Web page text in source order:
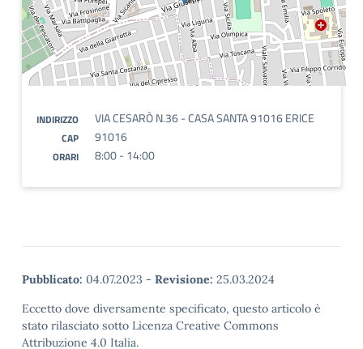
INDIRIZZO VIA CESARÒ N.36 - CASA SANTA 91016 ERICE
CAP 91016
ORARI 8:00 - 14:00
Pubblicato: 04.07.2023 - Revisione: 25.03.2024
Eccetto dove diversamente specificato, questo articolo è
stato rilasciato sotto Licenza Creative Commons
Attribuzione 4.0 Italia.